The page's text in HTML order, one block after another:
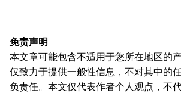
免责声明
本文章可能包含不适用于您所在地区的
仅致力于提供一般性信息，不对其中的
负责任。本文仅代表作者个人观点，不